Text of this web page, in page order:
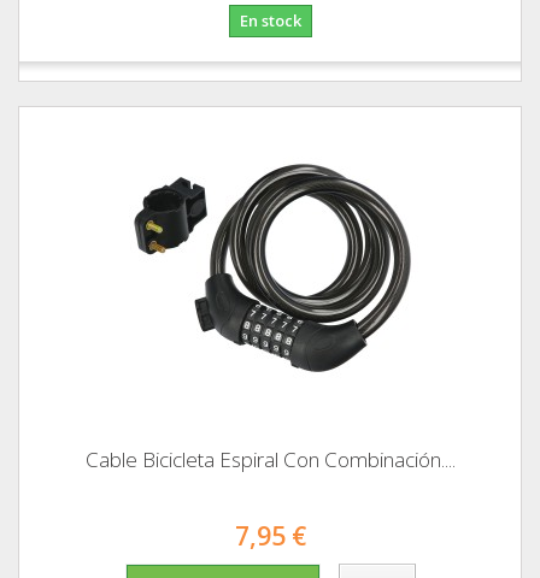
En stock
Cable Bicicleta Espiral Con Combinación....
7,95 €